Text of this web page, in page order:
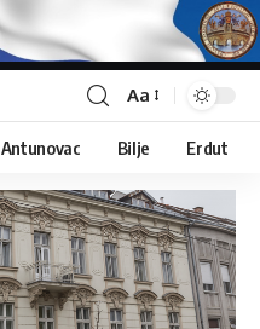
Aa
Antunovac Bilje Erdut